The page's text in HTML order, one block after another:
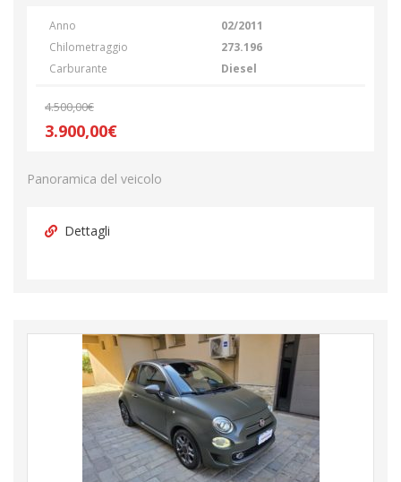
Anno
02/2011
Chilometraggio
273.196
Carburante
Diesel
4.500,00€
3.900,00€
Panoramica del veicolo
Dettagli